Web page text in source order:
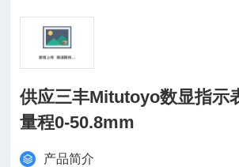
供应三丰Mitutoyo数显指示
量程0-50.8mm
产品简介